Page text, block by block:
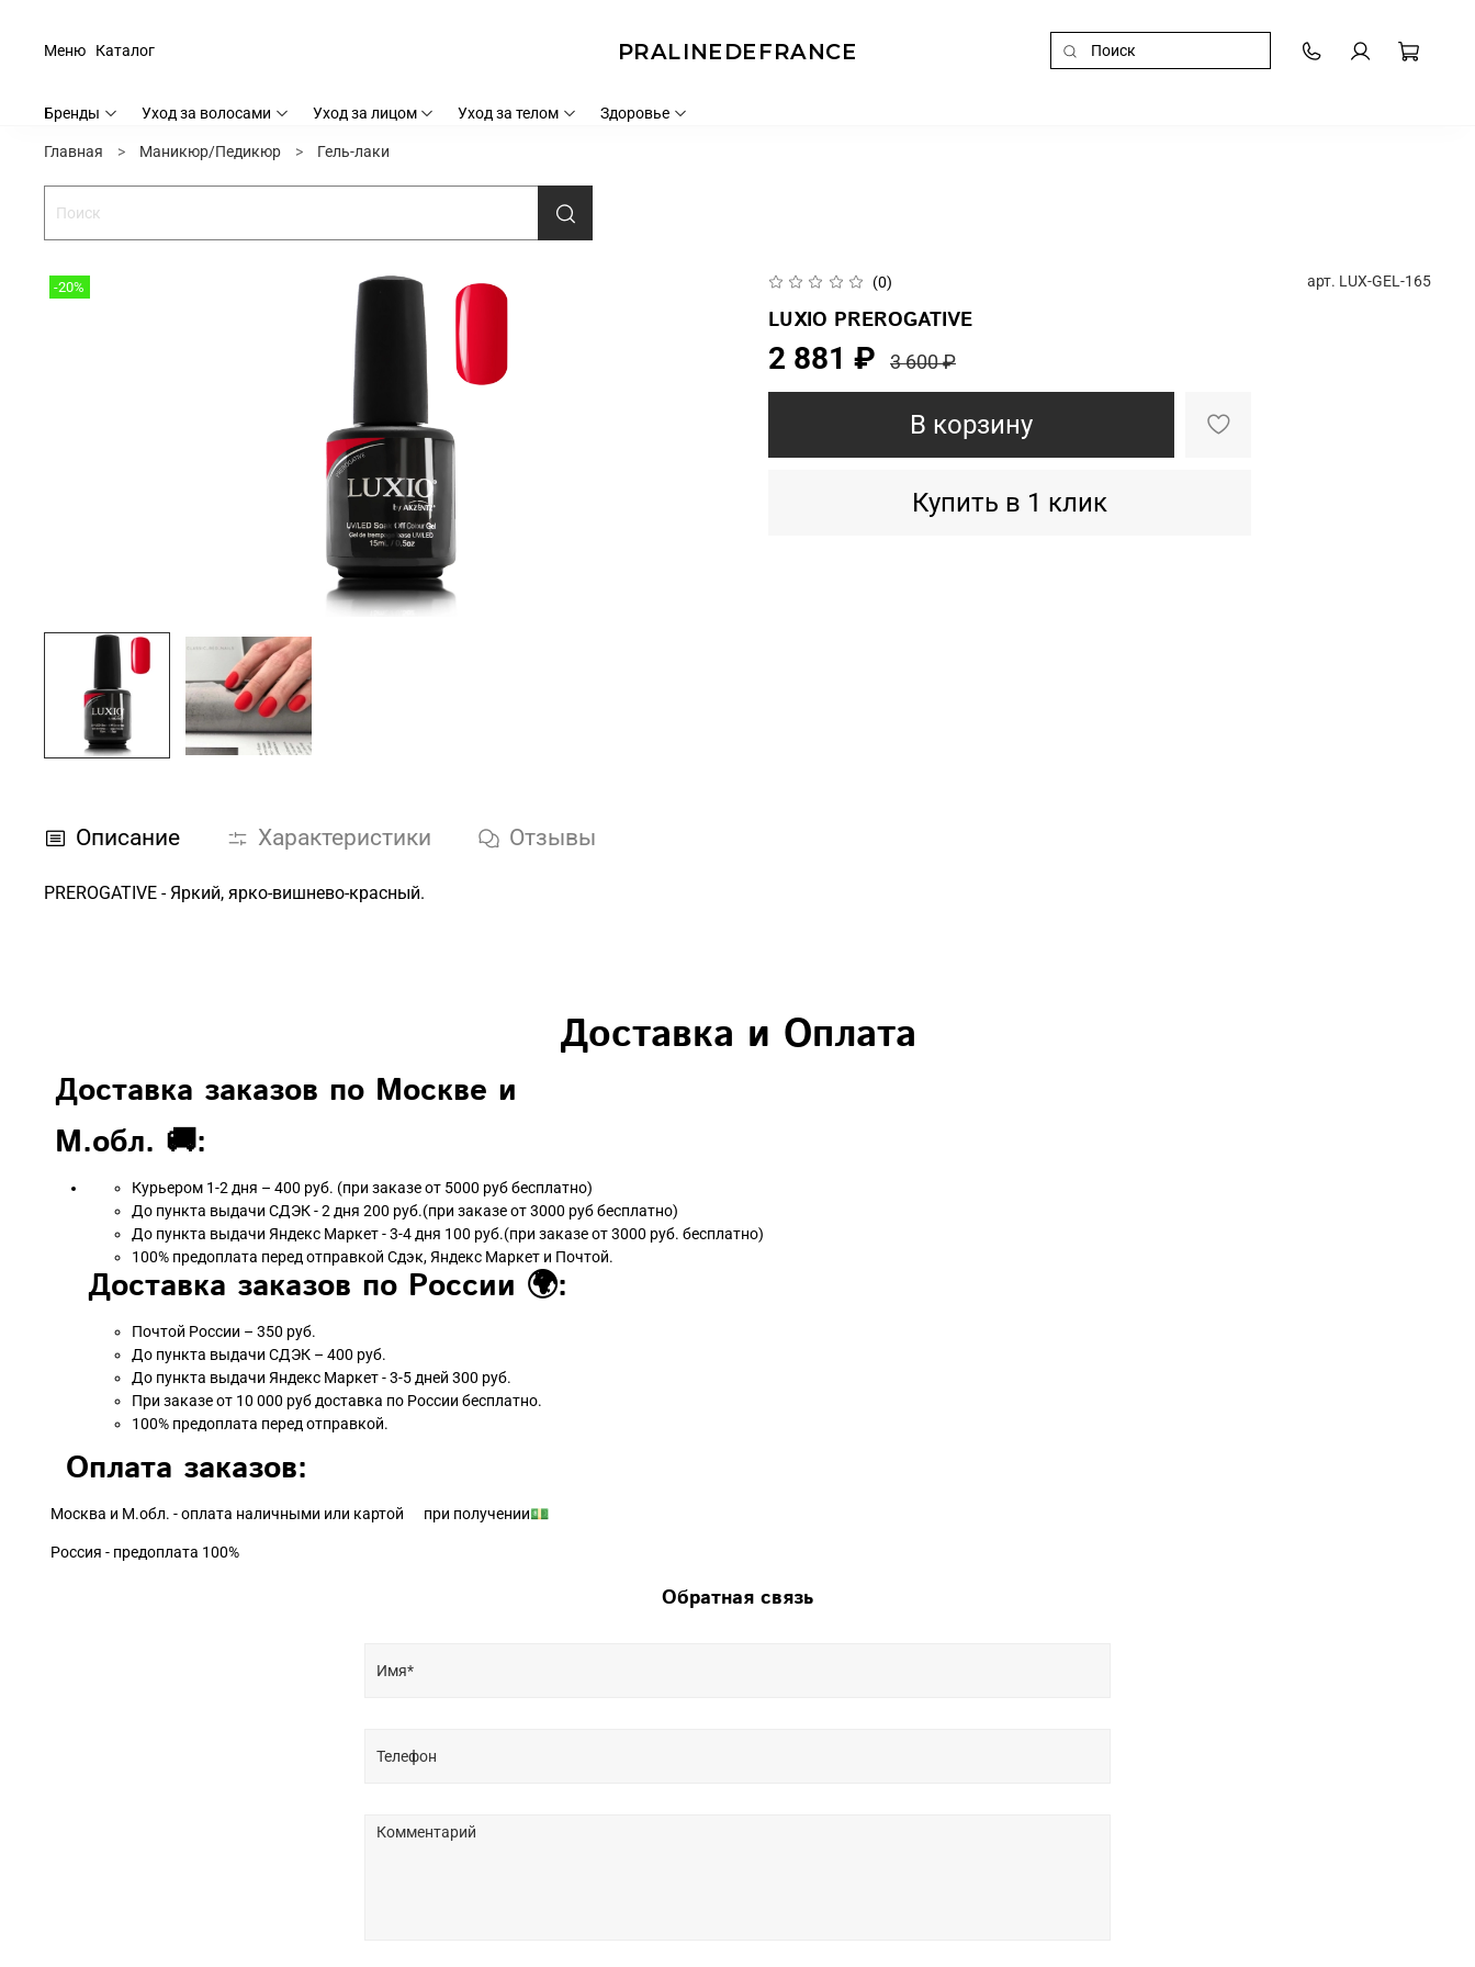
PRALINEDEFRANCE
Каталог
Меню
Бренды Уход за волосами Уход за лицом Уход за телом Здоровье
Главная Маникюр/Педикюр Гель-лаки
-20% (0) арт. LUX-GEL-165
LUXIO PREROGATIVE
2 881 ₽ 3 600 ₽
В корзину
Купить в 1 клик
Описание Характеристики Отзывы
PREROGATIVE - Яркий, ярко-вишнево-красный.
Доставка и Оплата
Доставка заказов по Москве и
М.обл. 🚚:
Курьером 1-2 дня – 400 руб. (при заказе от 5000 руб бесплатно)
До пункта выдачи СДЭК - 2 дня 200 руб.(при заказе от 3000 руб бесплатно)
До пункта выдачи Яндекс Маркет - 3-4 дня 100 руб.(при заказе от 3000 руб. бесплатно)
100% предоплата перед отправкой Сдэк, Яндекс Маркет и Почтой.
Доставка заказов по России 🌍:
Почтой России – 350 руб.
До пункта выдачи СДЭК – 400 руб.
До пункта выдачи Яндекс Маркет - 3-5 дней 300 руб.
При заказе от 10 000 руб доставка по России бесплатно.
100% предоплата перед отправкой.
Оплата заказов:
Москва и М.обл. - оплата наличными или картой при получении💵
Россия - предоплата 100%
Обратная связь